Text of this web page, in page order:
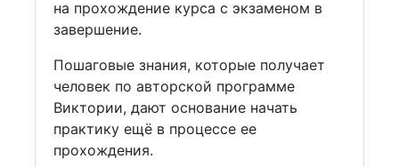
на прохождение курса с экзаменом в
завершение.
Пошаговые знания, которые получает
человек по авторской программе
Виктории, дают основание начать
практику ещё в процессе ее
прохождения.